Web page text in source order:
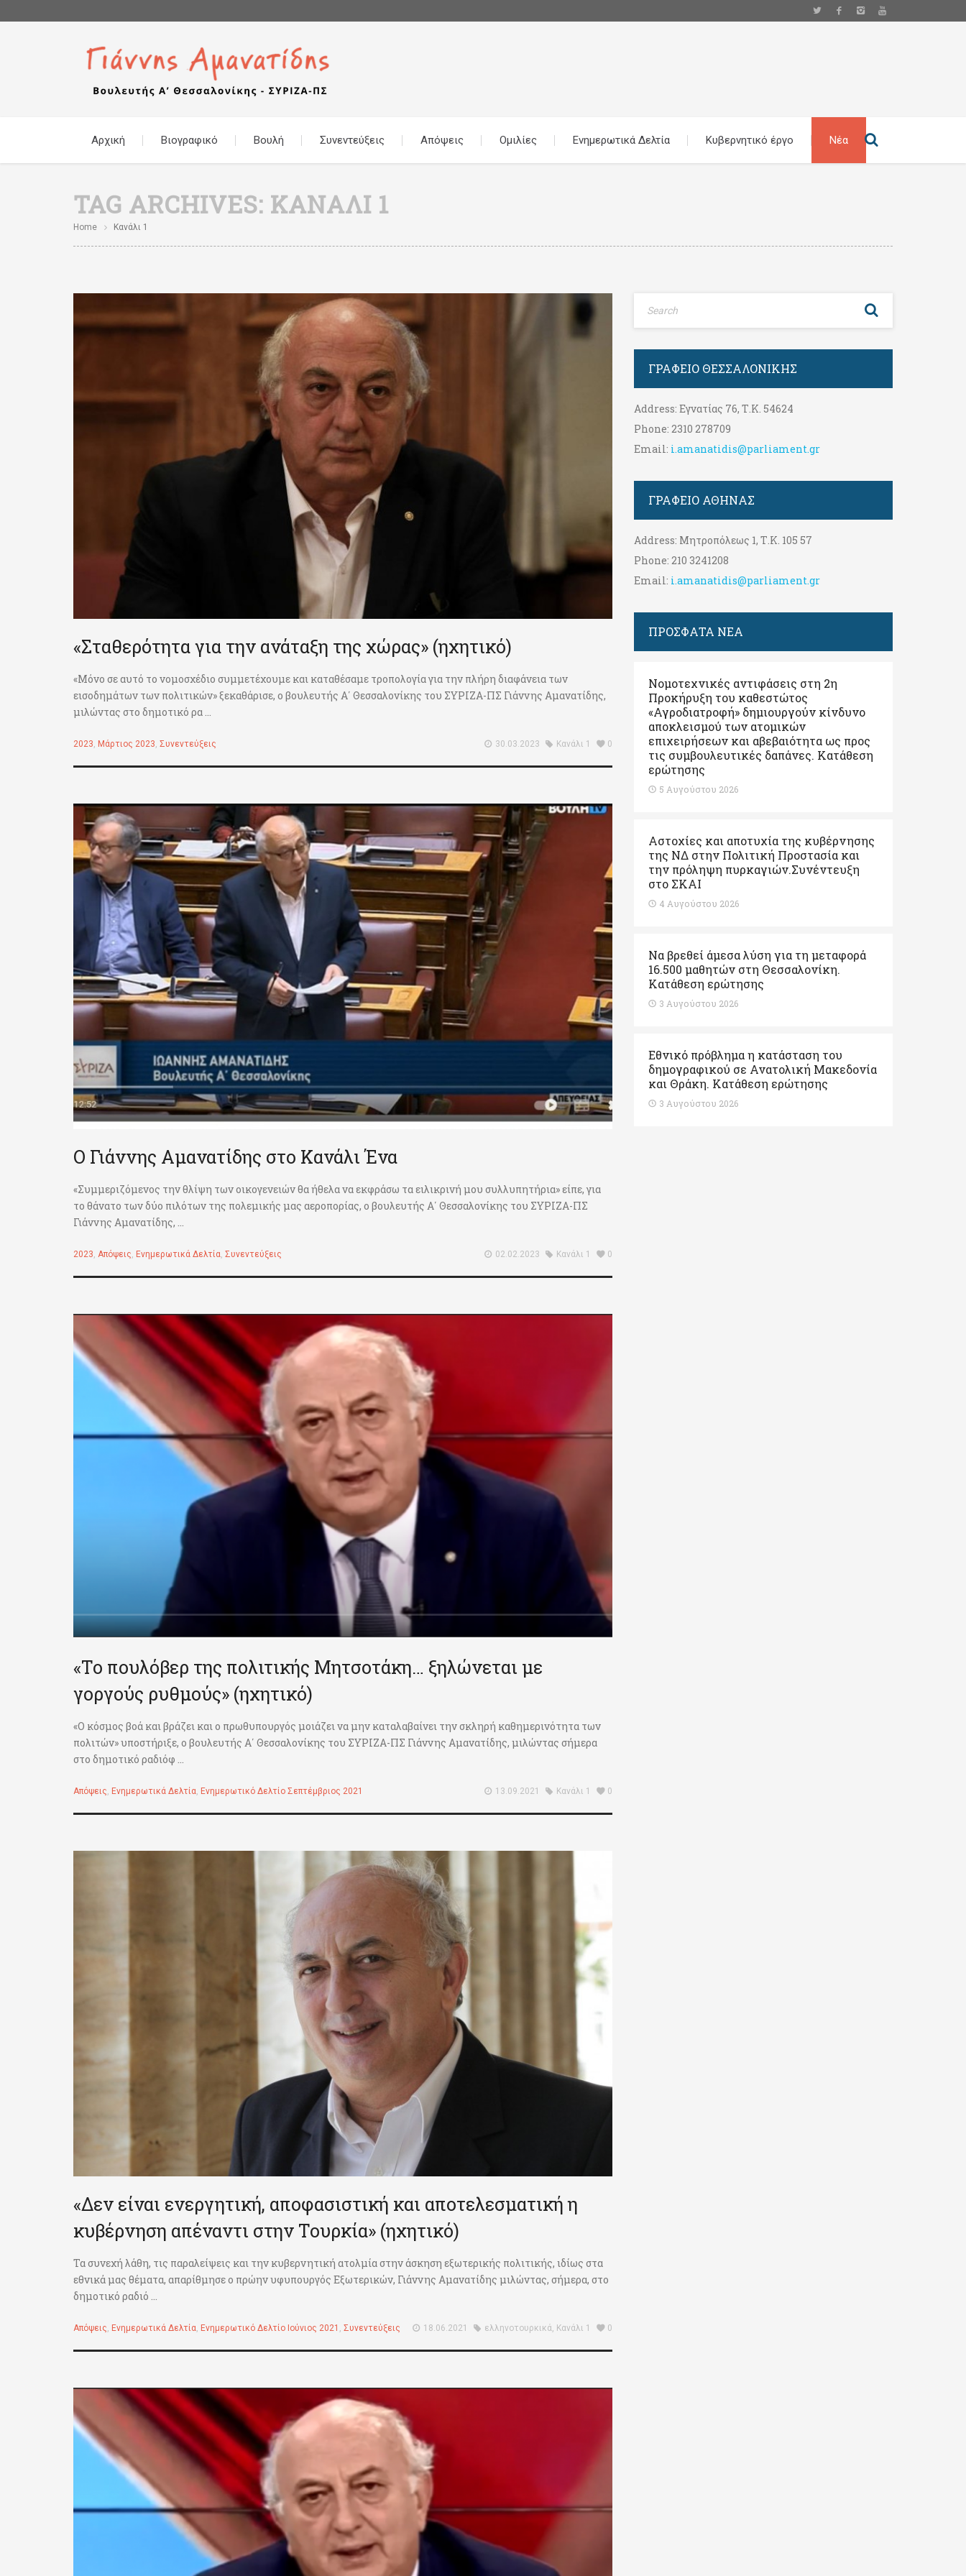
Αρχική Βιογραφικό Βουλή Συνεντεύξεις Απόψεις Ομιλίες Ενημερωτικά Δελτία Κυβερνητικό έργο Νέα
TAG ARCHIVES: ΚΑΝΆΛΙ 1
Home Κανάλι 1
«Σταθερότητα για την ανάταξη της χώρας» (ηχητικό)
«Μόνο σε αυτό το νομοσχέδιο συμμετέχουμε και καταθέσαμε τροπολογία για την πλήρη διαφάνεια των
εισοδημάτων των πολιτικών» ξεκαθάρισε, ο βουλευτής Α΄ Θεσσαλονίκης του ΣΥΡΙΖΑ-ΠΣ Γιάννης Αμανατίδης,
μιλώντας στο δημοτικό ρα ...
2023, Μάρτιος 2023, Συνεντεύξεις 30.03.2023 Κανάλι 1 0
Ο Γιάννης Αμανατίδης στο Κανάλι Ένα
«Συμμεριζόμενος την θλίψη των οικογενειών θα ήθελα να εκφράσω τα ειλικρινή μου συλλυπητήρια» είπε, για
το θάνατο των δύο πιλότων της πολεμικής μας αεροπορίας, ο βουλευτής Α΄ Θεσσαλονίκης του ΣΥΡΙΖΑ-ΠΣ
Γιάννης Αμανατίδης, ...
2023, Απόψεις, Ενημερωτικά Δελτία, Συνεντεύξεις 02.02.2023 Κανάλι 1 0
«Το πουλόβερ της πολιτικής Μητσοτάκη… ξηλώνεται με
γοργούς ρυθμούς» (ηχητικό)
«Ο κόσμος βοά και βράζει και ο πρωθυπουργός μοιάζει να μην καταλαβαίνει την σκληρή καθημερινότητα των
πολιτών» υποστήριξε, ο βουλευτής Α΄ Θεσσαλονίκης του ΣΥΡΙΖΑ-ΠΣ Γιάννης Αμανατίδης, μιλώντας σήμερα
στο δημοτικό ραδιόφ ...
Απόψεις, Ενημερωτικά Δελτία, Ενημερωτικό Δελτίο Σεπτέμβριος 2021 13.09.2021 Κανάλι 1 0
«Δεν είναι ενεργητική, αποφασιστική και αποτελεσματική η
κυβέρνηση απέναντι στην Τουρκία» (ηχητικό)
Τα συνεχή λάθη, τις παραλείψεις και την κυβερνητική ατολμία στην άσκηση εξωτερικής πολιτικής, ιδίως στα
εθνικά μας θέματα, απαρίθμησε ο πρώην υφυπουργός Εξωτερικών, Γιάννης Αμανατίδης μιλώντας, σήμερα, στο
δημοτικό ραδιό ...
Απόψεις, Ενημερωτικά Δελτία, Ενημερωτικό Δελτίο Ιούνιος 2021 , Συνεντεύξεις 18.06.2021 ελληνοτουρκικά, Κανάλι 1 0
ΓΡΑΦΕΊΟ ΘΕΣΣΑΛΟΝΊΚΗΣ
Address: Εγνατίας 76, Τ.Κ. 54624
Phone: 2310 278709
Email: i.amanatidis@parliament.gr
ΓΡΑΦΕΊΟ ΑΘΉΝΑΣ
Address: Μητροπόλεως 1, Τ.Κ. 105 57
Phone: 210 3241208
Email: i.amanatidis@parliament.gr
ΠΡΟΣΦΑΤΑ ΝΕΑ
Νομοτεχνικές αντιφάσεις στη 2η
Προκήρυξη του καθεστώτος
«Αγροδιατροφή» δημιουργούν κίνδυνο
αποκλεισμού των ατομικών
επιχειρήσεων και αβεβαιότητα ως προς
τις συμβουλευτικές δαπάνες. Κατάθεση
ερώτησης
5 Αυγούστου 2026
Αστοχίες και αποτυχία της κυβέρνησης
της ΝΔ στην Πολιτική Προστασία και
την πρόληψη πυρκαγιών.Συνέντευξη
στο ΣΚΑΙ
4 Αυγούστου 2026
Να βρεθεί άμεσα λύση για τη μεταφορά
16.500 μαθητών στη Θεσσαλονίκη.
Κατάθεση ερώτησης
3 Αυγούστου 2026
Εθνικό πρόβλημα η κατάσταση του
δημογραφικού σε Ανατολική Μακεδονία
και Θράκη. Κατάθεση ερώτησης
3 Αυγούστου 2026